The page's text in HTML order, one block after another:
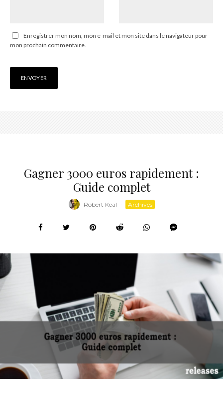
Enregistrer mon nom, mon e-mail et mon site dans le navigateur pour
mon prochain commentaire.
Gagner 3000 euros rapidement :
Guide complet
Robert Keal · Archives